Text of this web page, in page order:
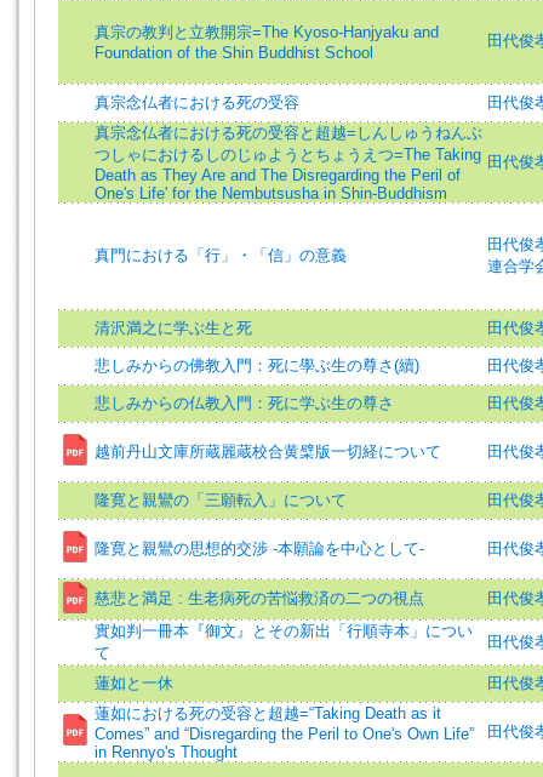
真宗の教判と立教開宗=The Kyoso-Hanjyaku and
Foundation of the Shin Buddhist School
田代俊
真宗念仏者における死の受容
田代俊
真宗念仏者における死の受容と超越=しんしゅうねんぶ
つしゃにおけるしのじゅようとちょうえつ=The Taking
Death as They Are and The Disregarding the Peril of
One's Life' for the Nembutsusha in Shin-Buddhism
田代俊
真門における「行」・「信」の意義
田代俊
連合学
清沢満之に学ぶ生と死 田代俊
悲しみからの佛教入門：死に學ぶ生の尊さ(續) 田代俊
悲しみからの仏教入門：死に学ぶ生の尊さ 田代俊
越前丹山文庫所蔵麗蔵校合黄檗版一切経について 田代俊
隆寛と親鸞の「三願転入」について 田代俊
隆寛と親鸞の思想的交渉 -本願論を中心として- 田代俊
慈悲と満足 : 生老病死の苦悩救済の二つの視点
田代俊
實如判一冊本『御文』とその新出「行順寺本」につい
て
田代俊
蓮如と一休
田代俊
蓮如における死の受容と超越=“Taking Death as it
Comes” and “Disregarding the Peril to One's Own Life”
in Rennyo's Thought
田代俊